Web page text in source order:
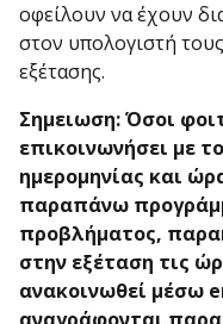
οφείλουν να έχουν
στον υπολογιστή
εξέτασης.
Σημειωση: Όσοι
επικοινωνήσει με
ημερομηνίας και
παραπάνω
προβλήματος,
στην εξέταση τις
ανακοινωθεί μέσω